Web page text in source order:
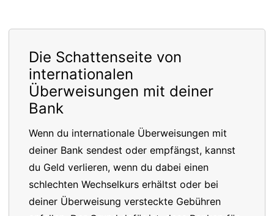
Die Schattenseite von
internationalen
Überweisungen mit deiner
Bank
Wenn du internationale Überweisungen mit
deiner Bank sendest oder empfängst, kannst
du Geld verlieren, wenn du dabei einen
schlechten Wechselkurs erhältst oder bei
deiner Überweisung versteckte Gebühren